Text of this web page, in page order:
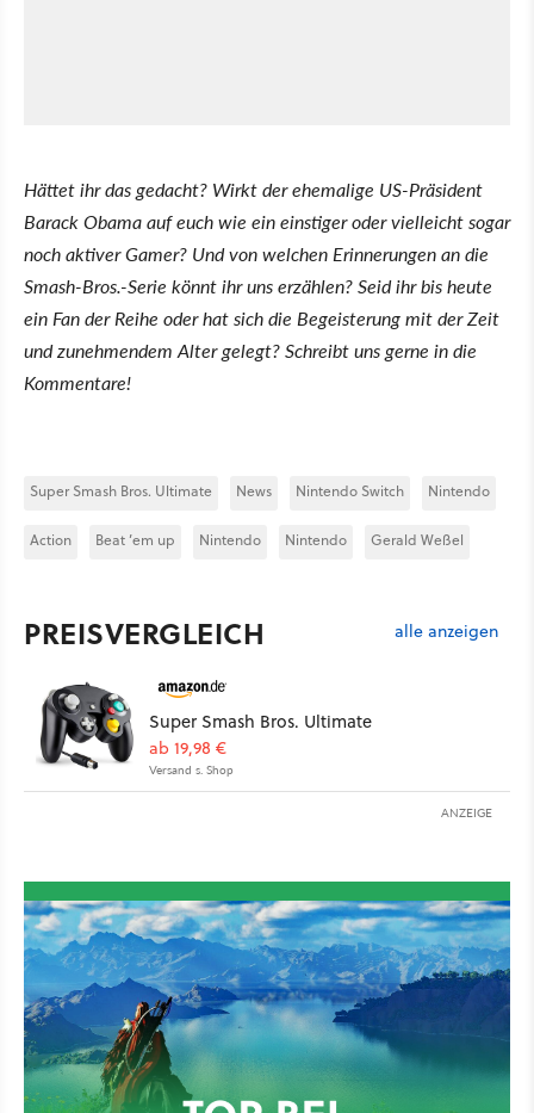
Hättet ihr das gedacht? Wirkt der ehemalige US-Präsident
Barack Obama auf euch wie ein einstiger oder vielleicht sogar
noch aktiver Gamer? Und von welchen Erinnerungen an die
Smash-Bros.-Serie könnt ihr uns erzählen? Seid ihr bis heute
ein Fan der Reihe oder hat sich die Begeisterung mit der Zeit
und zunehmendem Alter gelegt? Schreibt uns gerne in die
Kommentare!
Super Smash Bros. Ultimate News Nintendo Switch Nintendo
Action Beat ’em up Nintendo Nintendo Gerald Weßel
PREISVERGLEICH alle anzeigen
Super Smash Bros. Ultimate
ab 19,98 €
Versand s. Shop
ANZEIGE